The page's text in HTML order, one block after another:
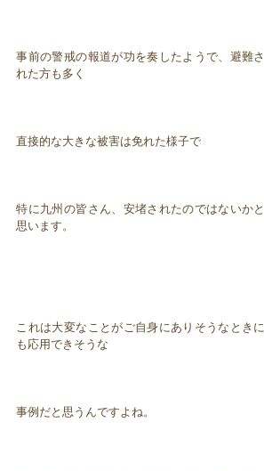
事前の警戒の報道が功を奏したようで、避難さ
れた方も多く
直接的な大きな被害は免れた様子で
特に九州の皆さん、安堵されたのではないかと
思います。
これは大変なことがご自身にありそうなときに
も応用できそうな
事例だと思うんですよね。